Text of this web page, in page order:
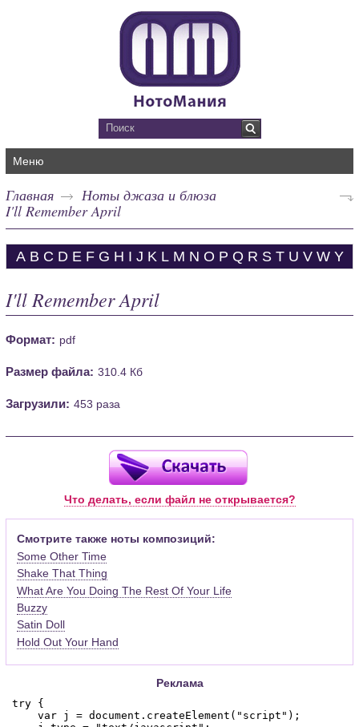
Меню
Главная
Ноты джаза и блюза
I'll Remember April
A B C D E F G H I J K L M N O P Q R S T U V W Y
I'll Remember April
Формат: pdf
Размер файла: 310.4 Кб
Загрузили: 453 раза
Что делать, если файл не открывается?
Смотрите также ноты композиций:
Some Other Time
Shake That Thing
What Are You Doing The Rest Of Your Life
Buzzy
Satin Doll
Hold Out Your Hand
Реклама